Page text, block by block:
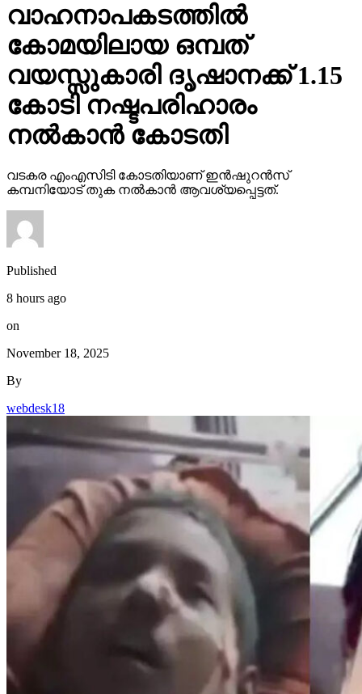
വാഹനാപകടത്തില്‍
കോമയിലായ ഒമ്പത്
വയസ്സുകാരി ദൃഷാനക്ക് 1.15
കോടി നഷ്ടപരിഹാരം
നല്‍കാന്‍ കോടതി
വടകര എംഎസിടി കോടതിയാണ് ഇന്‍ഷുറന്‍സ്
കമ്പനിയോട് തുക നല്‍കാന്‍ ആവശ്യപ്പെട്ടത്.
Published
8 hours ago
on
November 18, 2025
By
webdesk18